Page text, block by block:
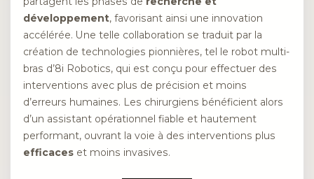
développement, favorisant ainsi une innovation
accélérée. Une telle collaboration se traduit par la
création de technologies pionnières, tel le robot multi-
bras d’8i Robotics, qui est conçu pour effectuer des
interventions avec plus de précision et moins
d’erreurs humaines. Les chirurgiens bénéficient alors
d’un assistant opérationnel fiable et hautement
performant, ouvrant la voie à des interventions plus
efficaces et moins invasives.